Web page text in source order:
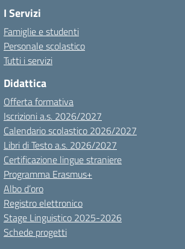
I Servizi
Famiglie e studenti
Personale scolastico
Tutti i servizi
Didattica
Offerta formativa
Iscrizioni a.s. 2026/2027
Calendario scolastico 2026/2027
Libri di Testo a.s. 2026/2027
Certificazione lingue straniere
Programma Erasmus+
Albo d’oro
Registro elettronico
Stage Linguistico 2025-2026
Schede progetti